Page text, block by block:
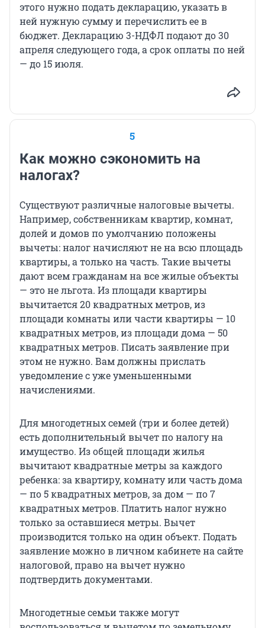
этого нужно подать декларацию, указать в
ней нужную сумму и перечислить ее в
бюджет. Декларацию 3-НДФЛ подают до 30
апреля следующего года, а срок оплаты по ней
— до 15 июля.
5
Как можно сэкономить на
налогах?
Существуют различные налоговые вычеты.
Например, собственникам квартир, комнат,
долей и домов по умолчанию положены
вычеты: налог начисляют не на всю площадь
квартиры, а только на часть. Такие вычеты
дают всем гражданам на все жилые объекты
— это не льгота. Из площади квартиры
вычитается 20 квадратных метров, из
площади комнаты или части квартиры — 10
квадратных метров, из площади дома — 50
квадратных метров. Писать заявление при
этом не нужно. Вам должны прислать
уведомление с уже уменьшенными
начислениями.
Для многодетных семей (три и более детей)
есть дополнительный вычет по налогу на
имущество. Из общей площади жилья
вычитают квадратные метры за каждого
ребенка: за квартиру, комнату или часть дома
— по 5 квадратных метров, за дом — по 7
квадратных метров. Платить налог нужно
только за оставшиеся метры. Вычет
производится только на один объект. Подать
заявление можно в личном кабинете на сайте
налоговой, право на вычет нужно
подтвердить документами.
Многодетные семьи также могут